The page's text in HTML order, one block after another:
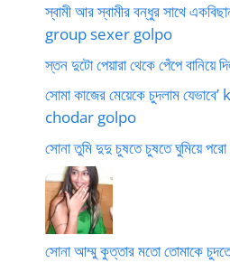
স্বামী আর স্বামীর বন্ধুর সাথে
group sexer golpo
স্তন দুটো পেয়ারা থেকে পেঁপে বানিয়ে
সোমা কাজের মেয়েকে চুদলাম
chodar golpo
সোনা তুমি দুদু চুষতে চুষতে ঘুমিয়ে পরো
সোনা আম্মু কুত্তার মতো তোমাকে